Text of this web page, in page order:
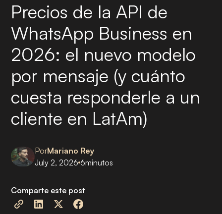
Precios de la API de
WhatsApp Business en
2026: el nuevo modelo
por mensaje (y cuánto
cuesta responderle a un
cliente en LatAm)
PorMariano Rey
July 2, 2026 6minutos
Comparte este post